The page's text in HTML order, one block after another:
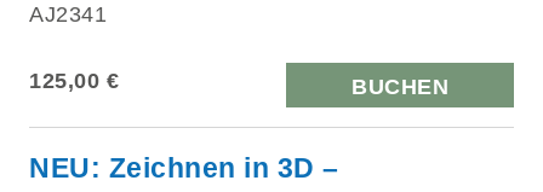
AJ2341
125,00 € BUCHEN
NEU: Zeichnen in 3D –